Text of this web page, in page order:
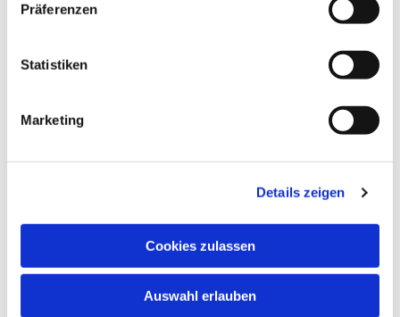
Präferenzen
Statistiken
Marketing
Details zeigen
Cookies zulassen
Auswahl erlauben